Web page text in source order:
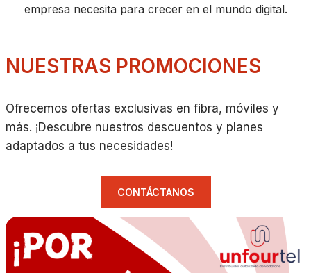
empresa necesita para crecer en el mundo digital.
NUESTRAS PROMOCIONES
Ofrecemos ofertas exclusivas en fibra, móviles y
más. ¡Descubre nuestros descuentos y planes
adaptados a tus necesidades!
CONTÁCTANOS